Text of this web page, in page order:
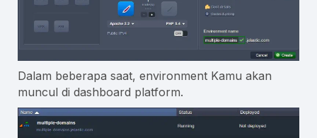
Dalam beberapa saat, environment Kamu akan
muncul di dashboard platform.